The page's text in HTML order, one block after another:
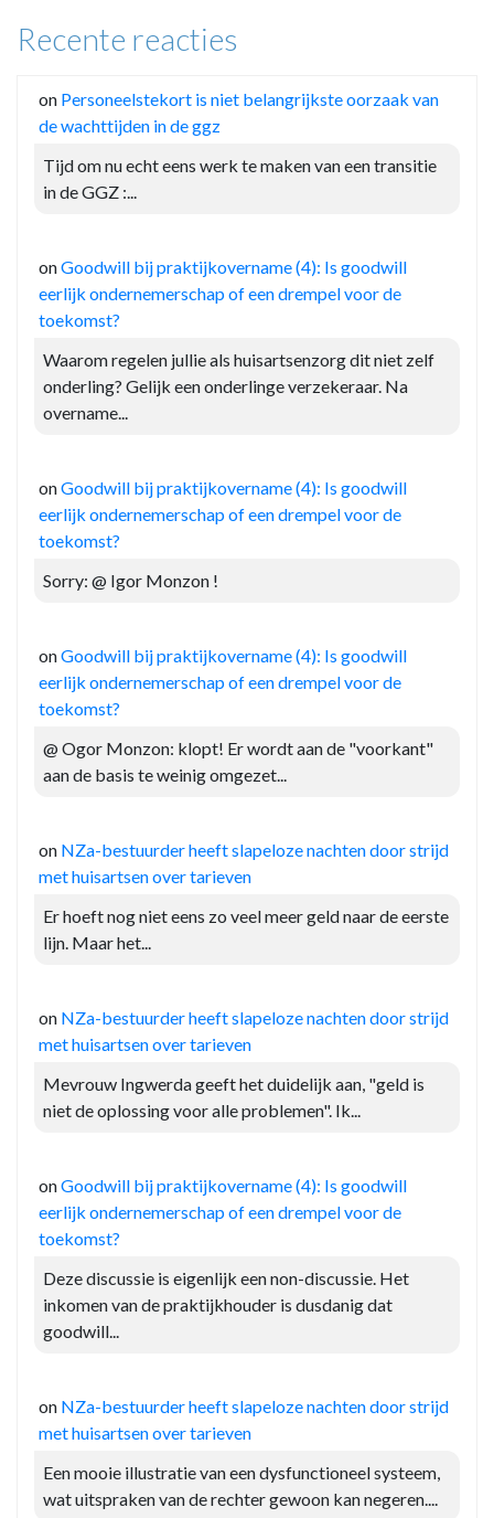
Recente reacties
on Personeelstekort is niet belangrijkste oorzaak van
de wachttijden in de ggz
Tijd om nu echt eens werk te maken van een transitie
in de GGZ :...
onGoodwill bij praktijkovername (4): Is goodwill
eerlijk ondernemerschap of een drempel voor de
toekomst?
Waarom regelen jullie als huisartsenzorg dit niet zelf
onderling? Gelijk een onderlinge verzekeraar. Na
overname...
onGoodwill bij praktijkovername (4): Is goodwill
eerlijk ondernemerschap of een drempel voor de
toekomst?
Sorry: @ Igor Monzon !
onGoodwill bij praktijkovername (4): Is goodwill
eerlijk ondernemerschap of een drempel voor de
toekomst?
@ Ogor Monzon: klopt! Er wordt aan de "voorkant"
aan de basis te weinig omgezet...
on NZa-bestuurder heeft slapeloze nachten door strijd
met huisartsen over tarieven
Er hoeft nog niet eens zo veel meer geld naar de eerste
lijn. Maar het...
on NZa-bestuurder heeft slapeloze nachten door strijd
met huisartsen over tarieven
Mevrouw Ingwerda geeft het duidelijk aan, "geld is
niet de oplossing voor alle problemen". Ik...
onGoodwill bij praktijkovername (4): Is goodwill
eerlijk ondernemerschap of een drempel voor de
toekomst?
Deze discussie is eigenlijk een non-discussie. Het
inkomen van de praktijkhouder is dusdanig dat
goodwill...
on NZa-bestuurder heeft slapeloze nachten door strijd
met huisartsen over tarieven
Een mooie illustratie van een dysfunctioneel systeem,
wat uitspraken van de rechter gewoon kan negeren....